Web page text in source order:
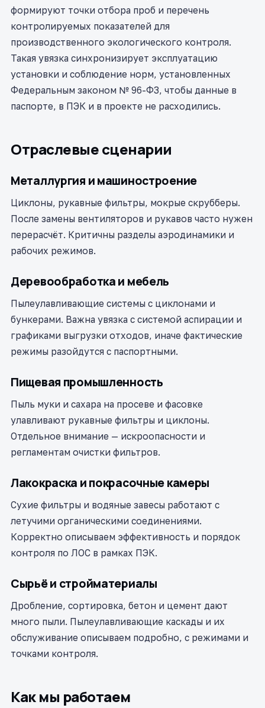
формируют точки отбора проб и перечень
контролируемых показателей для
производственного экологического контроля.
Такая увязка синхронизирует эксплуатацию
установки и соблюдение норм, установленных
Федеральным законом № 96-ФЗ, чтобы данные в
паспорте, в ПЭК и в проекте не расходились.
Отраслевые сценарии
Металлургия и машиностроение
Циклоны, рукавные фильтры, мокрые скрубберы.
После замены вентиляторов и рукавов часто нужен
перерасчёт. Критичны разделы аэродинамики и
рабочих режимов.
Деревообработка и мебель
Пылеулавливающие системы с циклонами и
бункерами. Важна увязка с системой аспирации и
графиками выгрузки отходов, иначе фактические
режимы разойдутся с паспортными.
Пищевая промышленность
Пыль муки и сахара на просеве и фасовке
улавливают рукавные фильтры и циклоны.
Отдельное внимание — искроопасности и
регламентам очистки фильтров.
Лакокраска и покрасочные камеры
Сухие фильтры и водяные завесы работают с
летучими органическими соединениями.
Корректно описываем эффективность и порядок
контроля по ЛОС в рамках ПЭК.
Сырьё и стройматериалы
Дробление, сортировка, бетон и цемент дают
много пыли. Пылеулавливающие каскады и их
обслуживание описываем подробно, с режимами и
точками контроля.
Как мы работаем